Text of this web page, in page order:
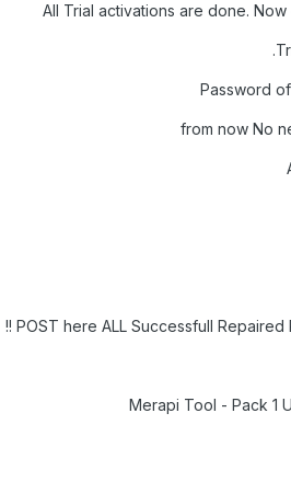
All Trial activations are done.
Password
from now No
POST here ALL Successfull Repaired
Merapi Tool - Pack 1